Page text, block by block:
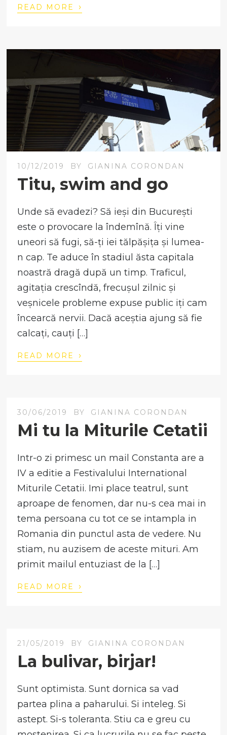
READ MORE ›
10/12/2019 BY GIANINA CORONDAN
Titu, swim and go
Unde să evadezi? Să ieși din București
este o provocare la îndemînă. Îți vine
uneori să fugi, să-ți iei tălpășița și lumea-
n cap. Te aduce în stadiul ăsta capitala
noastră dragă după un timp. Traficul,
agitația crescîndă, frecușul zilnic și
veșnicele probleme expuse public iți cam
încearcă nervii. Dacă aceștia ajung să fie
calcați, cauți […]
READ MORE ›
30/06/2019 BY GIANINA CORONDAN
Mi tu la Miturile Cetatii
Intr-o zi primesc un mail Constanta are a
IV a editie a Festivalului International
Miturile Cetatii. Imi place teatrul, sunt
aproape de fenomen, dar nu-s cea mai in
tema persoana cu tot ce se intampla in
Romania din punctul asta de vedere. Nu
stiam, nu auzisem de aceste mituri. Am
primit mailul entuziast de la […]
READ MORE ›
21/05/2019 BY GIANINA CORONDAN
La bulivar, birjar!
Sunt optimista. Sunt dornica sa vad
partea plina a paharului. Si inteleg. Si
astept. Si-s toleranta. Stiu ca e greu cu